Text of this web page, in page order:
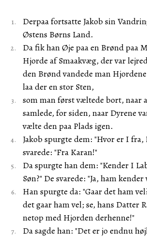
Derpaa fortsatte Jakob sin
Østens Børns Land.
Da fik han Øje paa en Brønd paa
Hjorde af Smaakvæg, der var
den Brønd vandede man
laa der en stor Sten,
som man først væltede bort, naar
samlede, for siden, naar Dyrene
vælte den paa Plads igen.
Jakob spurgte dem: "Hvor er I fra,
svarede: "Fra Karan!"
Da spurgte han dem: "Kender I
Søn?" De svarede: "Ja, ham
Han spurgte da: "Gaar det ham
det gaar ham vel; se, hans Datter
netop med Hjorden derhenne!"
Da sagde han: "Det er jo endnu